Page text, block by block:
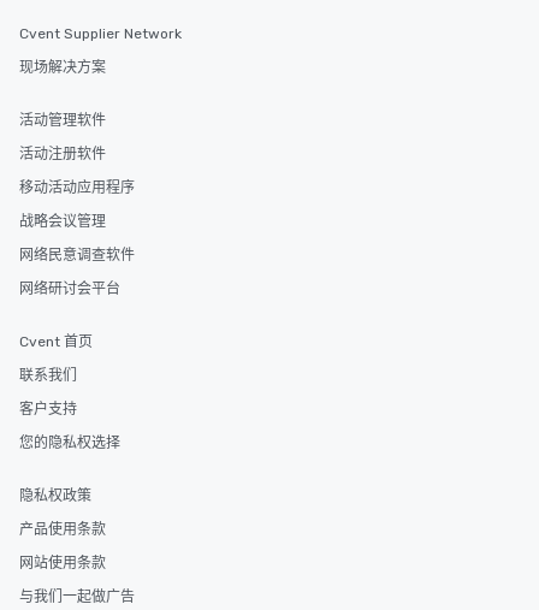
Cvent Supplier Network
现场解决方案
活动管理软件
活动注册软件
移动活动应用程序
战略会议管理
网络民意调查软件
网络研讨会平台
Cvent 首页
联系我们
客户支持
您的隐私权选择
隐私权政策
产品使用条款
网站使用条款
与我们一起做广告